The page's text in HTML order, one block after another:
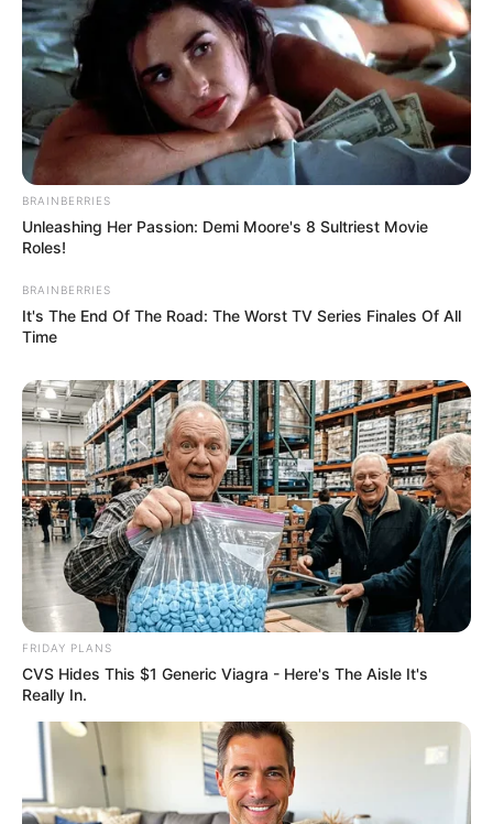
BRAINBERRIES
Unleashing Her Passion: Demi Moore's 8 Sultriest Movie
Roles!
BRAINBERRIES
It's The End Of The Road: The Worst TV Series Finales Of All
Time
FRIDAY PLANS
CVS Hides This $1 Generic Viagra - Here's The Aisle It's
Really In.